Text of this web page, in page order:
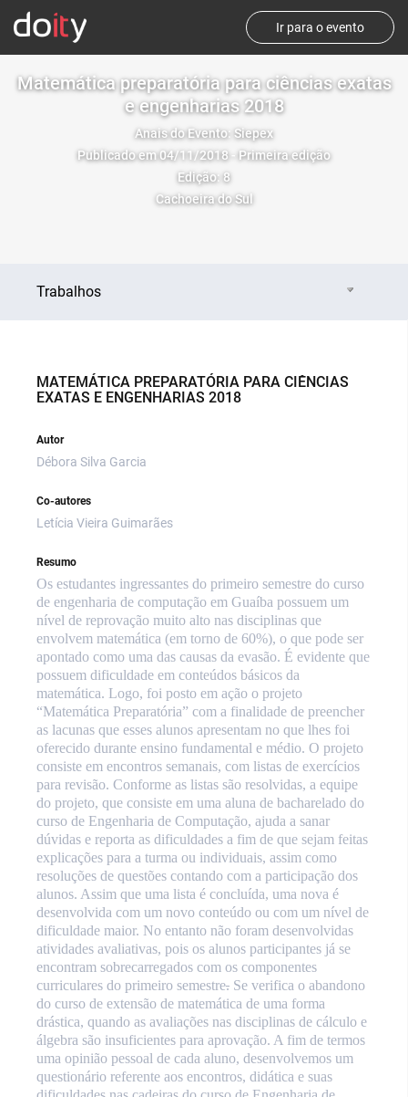
Ir para o evento
Matemática preparatória para ciências exatas
e engenharias 2018
Anais do Evento: Siepex
Publicado em 04/11/2018 - Primeira edição
Edição: 8
Cachoeira do Sul
Trabalhos
MATEMÁTICA PREPARATÓRIA PARA CIÊNCIAS
EXATAS E ENGENHARIAS 2018
Autor
Débora Silva Garcia
Co-autores
Letícia Vieira Guimarães
Resumo
Os estudantes ingressantes do primeiro semestre do curso
de engenharia de computação em Guaíba possuem um
nível de reprovação muito alto nas disciplinas que
envolvem matemática (em torno de 60%), o que pode ser
apontado como uma das causas da evasão. É evidente que
possuem dificuldade em conteúdos básicos da
matemática. Logo, foi posto em ação o projeto
“Matemática Preparatória” com a finalidade de preencher
as lacunas que esses alunos apresentam no que lhes foi
oferecido durante ensino fundamental e médio. O projeto
consiste em encontros semanais, com listas de exercícios
para revisão. Conforme as listas são resolvidas, a equipe
do projeto, que consiste em uma aluna de bacharelado do
curso de Engenharia de Computação, ajuda a sanar
dúvidas e reporta as dificuldades a fim de que sejam feitas
explicações para a turma ou individuais, assim como
resoluções de questões contando com a participação dos
alunos. Assim que uma lista é concluída, uma nova é
desenvolvida com um novo conteúdo ou com um nível de
dificuldade maior. No entanto não foram desenvolvidas
atividades avaliativas, pois os alunos participantes já se
encontram sobrecarregados com os componentes
curriculares do primeiro semestre. Se verifica o abandono
do curso de extensão de matemática de uma forma
drástica, quando as avaliações nas disciplinas de cálculo e
álgebra são insuficientes para aprovação. A fim de termos
uma opinião pessoal de cada aluno, desenvolvemos um
questionário referente aos encontros, didática e suas